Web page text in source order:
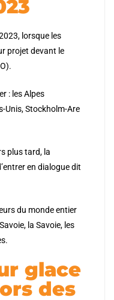
lorsque les
projet devant le
: les Alpes
Unis, Stockholm-Are
plus tard, la
en dialogue dit
du monde entier
la Savoie, les
glace
des